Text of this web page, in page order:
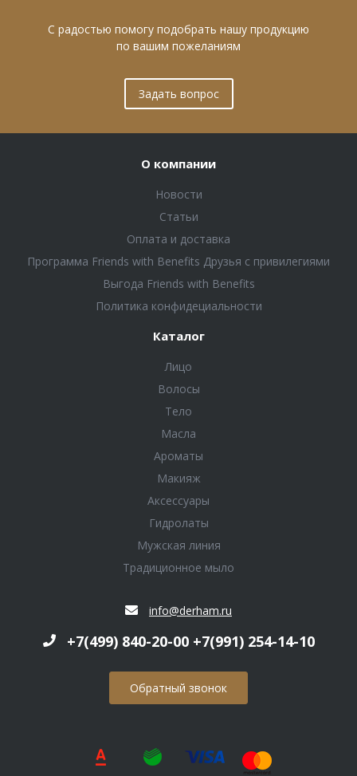
С радостью помогу подобрать нашу продукцию
по вашим пожеланиям
Задать вопрос
О компании
Новости
Статьи
Оплата и доставка
Программа Friends with Benefits Друзья с привилегиями
Выгода Friends with Benefits
Политика конфидециальности
Каталог
Лицо
Волосы
Тело
Масла
Ароматы
Макияж
Аксессуары
Гидролаты
Мужская линия
Традиционное мыло
info@derham.ru
+7(499) 840-20-00 +7(991) 254-14-10
Обратный звонок